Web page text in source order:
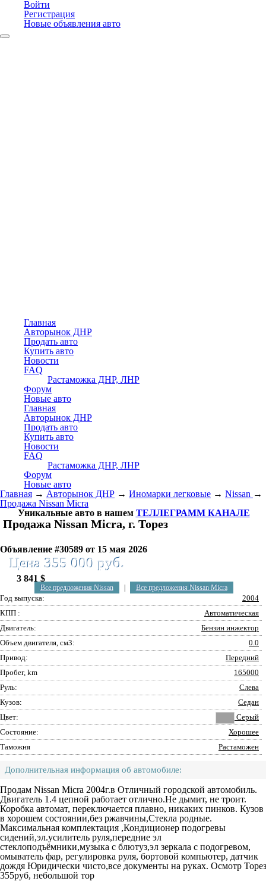
Войти
Регистрация
Новые объявления авто
Главная
Авторынок ДНР
Продать авто
Купить авто
Новости
FAQ
Растаможка ДНР, ЛНР
Форум
Новые авто
Главная
Авторынок ДНР
Продать авто
Купить авто
Новости
FAQ
Растаможка ДНР, ЛНР
Форум
Новые авто
Главная → Авторынок ДНР → Иномарки легковые → Nissan →
Продажа Nissan Micra
Уникальные авто в нашем ТЕЛЛЕГРАММ КАНАЛЕ
Продажа Nissan Micra, г. Торез
Объявление #30589 от 15 мая 2026
Цена 355 000 руб.
3 841 $
Все предложения Nissan Все предложения Nissan Micra
Год выпуска:
2004
КПП :
Автоматическая
Двигатель:
Бензин инжектор
Объем двигателя, см3:
0.0
Привод:
Передний
Пробег, km
165000
Руль:
Слева
Кузов:
Седан
Цвет:
Серый
Состояние:
Хорошее
Таможня
Растаможен
Дополнительная информация об автомобиле:
Продам Nissan Micra 2004г.в Отличный городской автомобиль.
Двигатель 1.4 цепной работает отлично.Не дымит, не троит.
Коробка автомат, переключается плавно, никаких пинков. Кузов
в хорошем состоянии,без ржавчины,Стекла родные.
Максимальная комплектация ,Кондиционер подогревы
сидений,эл.усилитель руля,передние эл
стеклоподъёмники,музыка с блютуз,эл зеркала с подогревом,
омыватель фар, регулировка руля, бортовой компьютер, датчик
дождя Юридически чисто,все документы на руках. Осмотр Торез
355руб, небольшой тор